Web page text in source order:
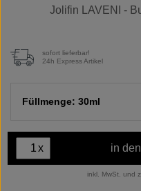
Jolifin LAVENI -
sofort lieferbar!
24h Express Artikel
Füllmenge: 30ml
x in
inkl. MwSt. und